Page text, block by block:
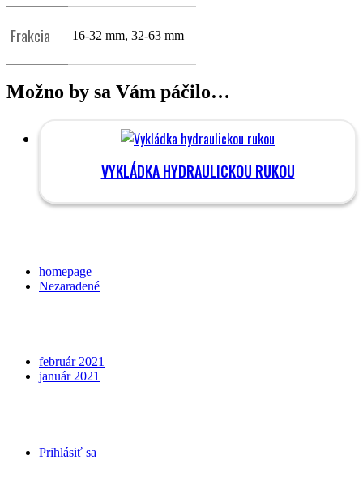
Frakcia 16-32 mm, 32-63 mm
Možno by sa Vám páčilo…
VYKLÁDKA HYDRAULICKOU RUKOU
homepage
Nezaradené
február 2021
január 2021
Prihlásiť sa